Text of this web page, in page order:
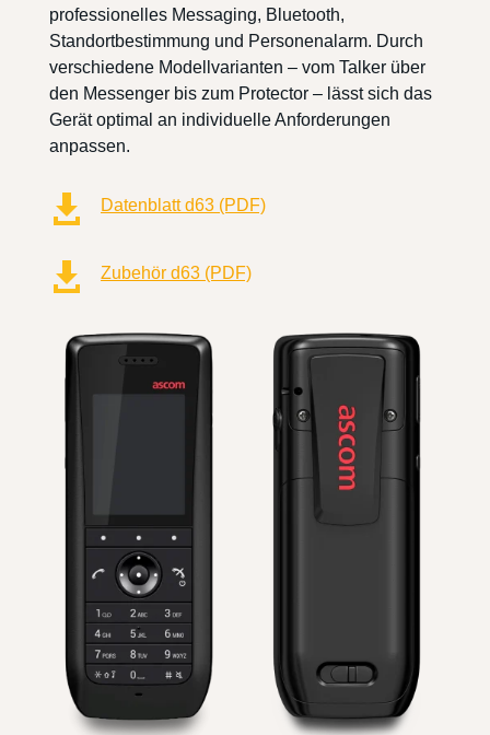
professionelles Messaging, Bluetooth,
Standortbestimmung und Personenalarm. Durch
verschiedene Modellvarianten – vom Talker über
den Messenger bis zum Protector – lässt sich das
Gerät optimal an individuelle Anforderungen
anpassen.
 Datenblatt d63 (PDF)
 Zubehör d63 (PDF)